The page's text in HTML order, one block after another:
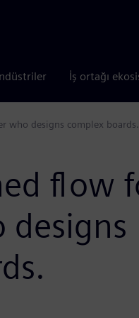
İş ortağı
who designs complex boards.
flow
designs